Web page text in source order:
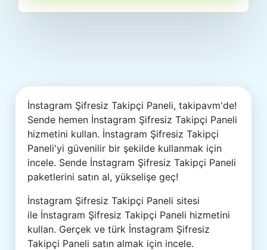
İnstagram Şifresiz Takipçi Paneli, takipavm'de!
Sende hemen İnstagram Şifresiz Takipçi Paneli
hizmetini kullan. İnstagram Şifresiz Takipçi
Paneli'yi güvenilir bir şekilde kullanmak için
incele. Sende İnstagram Şifresiz Takipçi Paneli
paketlerini satın al, yükselişe geç!
İnstagram Şifresiz Takipçi Paneli sitesi
ile İnstagram Şifresiz Takipçi Paneli hizmetini
kullan. Gerçek ve türk İnstagram Şifresiz
Takipçi Paneli satın almak için incele.